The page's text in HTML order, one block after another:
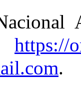
https://
.